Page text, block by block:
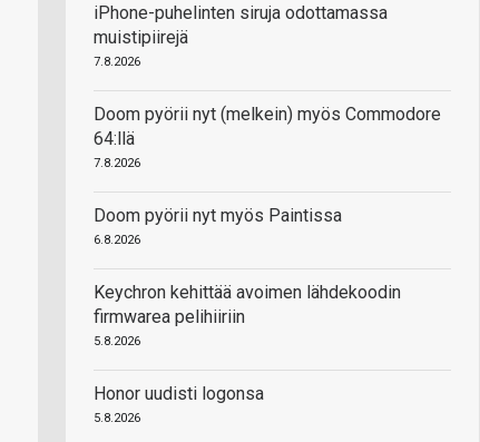
iPhone-puhelinten siruja odottamassa
muistipiirejä
7.8.2026
Doom pyörii nyt (melkein) myös Commodore
64:llä
7.8.2026
Doom pyörii nyt myös Paintissa
6.8.2026
Keychron kehittää avoimen lähdekoodin
firmwarea pelihiiriin
5.8.2026
Honor uudisti logonsa
5.8.2026